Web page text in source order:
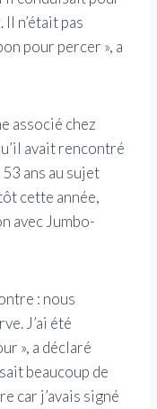
Il n’était pas
pour percer », a
associé chez
avait rencontré
ans au sujet
cette année,
avec Jumbo-
: nous
J’ai été
», a déclaré
beaucoup de
car j’avais signé